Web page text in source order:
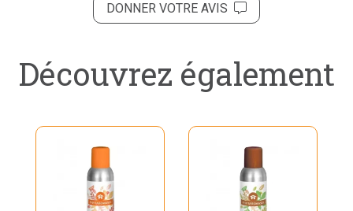
DONNER VOTRE AVIS
Découvrez également